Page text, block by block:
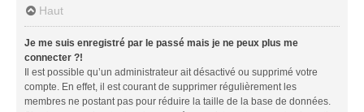
Haut
Je me suis enregistré par le passé mais je ne peux plus me
connecter ?!
Il est possible qu’un administrateur ait désactivé ou supprimé votre
compte. En effet, il est courant de supprimer régulièrement les
membres ne postant pas pour réduire la taille de la base de données.